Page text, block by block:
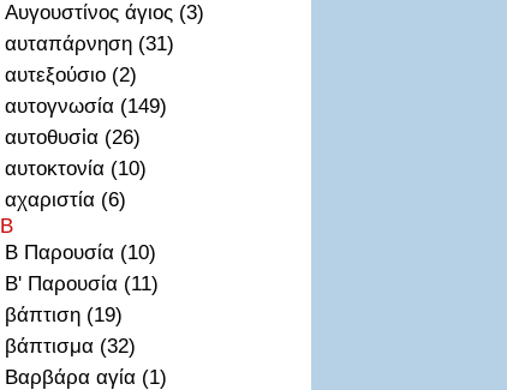
Αυγουστίνος άγιος (3)
αυταπάρνηση (31)
αυτεξούσιο (2)
αυτογνωσία (149)
αυτοθυσἰα (26)
αυτοκτονία (10)
αχαριστία (6)
Β
Β Παρουσία (10)
Β' Παρουσία (11)
βάπτιση (19)
βάπτισμα (32)
Βαρβάρα αγία (1)